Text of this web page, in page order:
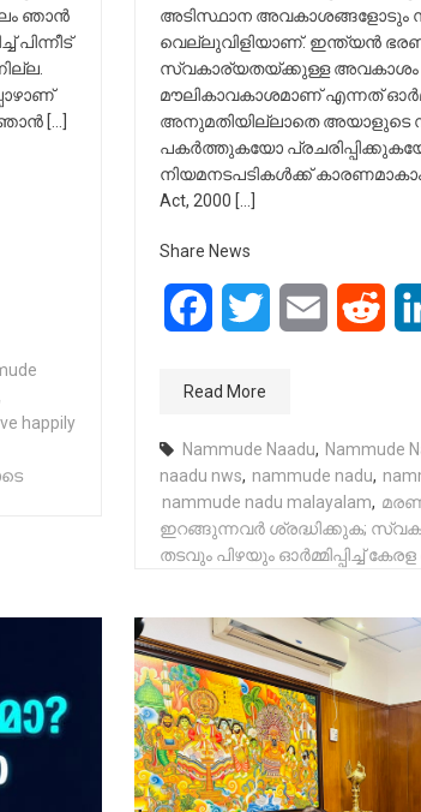
ഞാൻ‌
[…]
happily
അടിസ്ഥാന അവകാശങ്ങളോടും
വെല്ലുവിളിയാണ്. ഇന്ത്യൻ
സ്വകാര്യതയ്ക്കുള്ള അവകാശം
മൗലികാവകാശമാണ് എന്നത്
അനുമതിയില്ലാതെ
പകർത്തുകയോ
നിയമനടപടികൾക്ക് കാരണമാകാം.
Act, 2000 […]
Share News
FacebookTwitter Email
Read More
Nammude Naadu, Nammude
naadu nws, nammude nadu,
nammude nadu malayalam, മരണ
ഇറങ്ങുന്നവർ ശ്രദ്ധിക്കുക;
തടവും പിഴയും ഓർമ്മിപ്പിച്ച്